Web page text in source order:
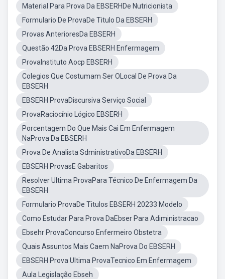
Material Para Prova Da EBSERHDe Nutricionista
Formulario De ProvaDe Titulo Da EBSERH
Provas AnterioresDa EBSERH
Questão 42Da Prova EBSERH Enfermagem
ProvaInstituto Aocp EBSERH
Colegios Que Costumam Ser OLocal De Prova Da
EBSERH
EBSERH ProvaDiscursiva Serviço Social
ProvaRaciocínio Lógico EBSERH
Porcentagem Do Que Mais Cai Em Enfermagem
NaProva Da EBSERH
Prova De Analista SdministrativoDa EBSERH
EBSERH ProvasE Gabaritos
Resolver Ultima ProvaPara Técnico De Enfermagem Da
EBSERH
Formulario ProvaDe Titulos EBSERH 20233 Modelo
Como Estudar Para Prova DaEbser Para Adiministracao
Ebsehr ProvaConcurso Enfermeiro Obstetra
Quais Assuntos Mais Caem NaProva Do EBSERH
EBSERH Prova Ultima ProvaTecnico Em Enfermagem
Aula Legislação Ebseh